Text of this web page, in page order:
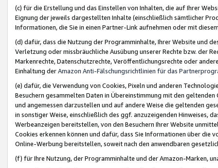
(c) für die Erstellung und das Einstellen von Inhalten, die auf Ihrer
Eignung der jeweils dargestellten Inhalte (einschließlich sämtlicher
Informationen, die Sie in einen Partner-Link aufnehmen oder mit
(d) dafür, dass die Nutzung der Programminhalte, Ihrer Website und
Verletzung oder missbräuchliche Ausübung unserer Rechte bzw. der
Markenrechte, Datenschutzrechte, Veröffentlichungsrechte oder
Einhaltung derAmazon Anti-Fälschungsrichtlinien für das
(e) dafür, die Verwendung von Cookies, Pixeln und anderen
Besuchern gesammelten Daten in Übereinstimmung mit den
und angemessen darzustellen und auf andere Weise die geltenden
in sonstiger Weise, einschließlich des ggf. anzuzeigenden Hinweises,
Werbeanzeigen bereitstellen, von den Besuchern Ihrer Website
Cookies erkennen können und dafür, dass Sie Informationen über die
Online-Werbung bereitstellen, soweit nach den anwendbaren
(f) für Ihre Nutzung, der Programminhalte und der Amazon-Marken,